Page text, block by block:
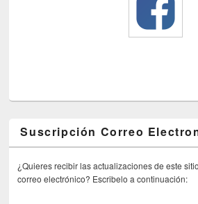
Suscripción Correo
¿Quieres recibir las actualizaciones de este
correo electrónico? Escribelo a continuación: